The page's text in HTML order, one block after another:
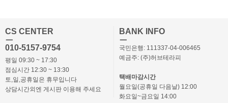
CS CENTER
ㅡ
010-5157-9754
평일 09:30 ~ 17:30
점심시간 12:30 ~ 13:30
토,일,공휴일은 휴무입니다
상담시간외엔 게시판 이용해 주세요
BANK INFO
ㅡ
국민은행: 111337-04-006465
예금주: (주)허브테라피
택배마감시간
월요일(공휴일 다음날) 12:00
화요일~금요일 14:00